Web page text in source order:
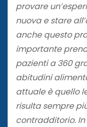
provare
nuova e stare
anche questo
importante
pazienti a 360
abitudini
attuale è quello
risulta sempre
contradditorio.